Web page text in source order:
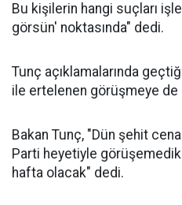
Bu kişilerin hangi suçları
görsün' noktasında" dedi.
Tunç açıklamalarında
ile ertelenen görüşmeye de
Bakan Tunç, "Dün şehit
Parti heyetiyle
hafta olacak" dedi.